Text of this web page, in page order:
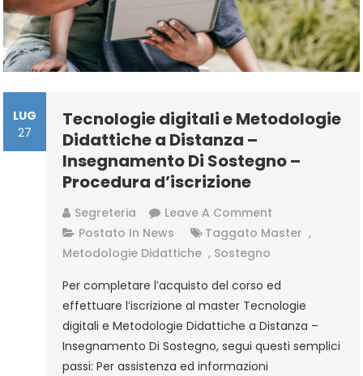
LUG
27
Tecnologie digitali e Metodologie
Didattiche a Distanza –
Insegnamento Di Sostegno –
Procedura d’iscrizione
Segreteria Leave A Comment
Tecnologie
Metodologie
Didattiche
A
Distanza
Postato In News Taggato Master ,
Metodologie Didattiche , Sostegno
Per completare l’acquisto del corso ed
effettuare l’iscrizione al master Tecnologie
digitali e Metodologie Didattiche a Distanza –
Insegnamento Di Sostegno, segui questi semplici
passi: Per assistenza ed informazioni